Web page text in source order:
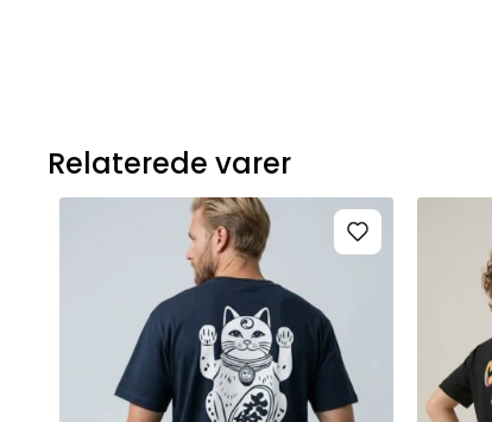
Relaterede varer